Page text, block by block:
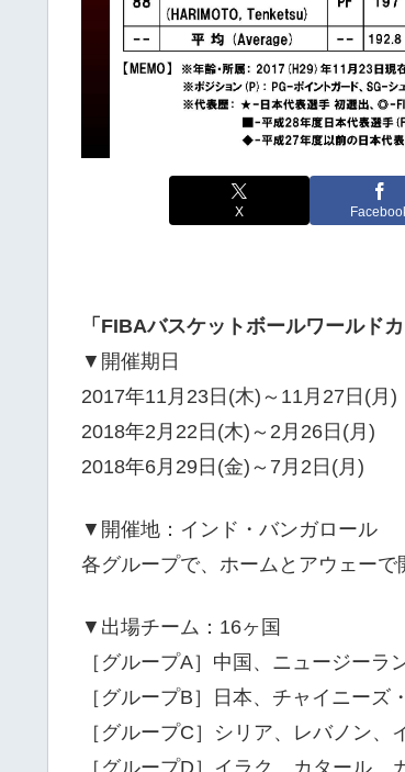
X
「FIBAバスケットボールワールド
▼開催期日
2017年11月23日(木)～11月27日(月)
2018年2月22日(木)～2月26日(月)
2018年6月29日(金)～7月2日(月)
▼開催地：インド・バンガロール
各グループで、ホームとアウェー
▼出場チーム：16ヶ国
［グループA］中国、ニュージーラ
［グループB］日本、チャイニー
［グループC］シリア、レバノン、